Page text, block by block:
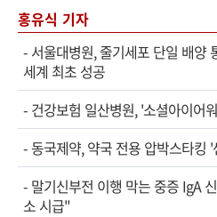
홍유식 기자
- 서울대병원, 줄기세포 단일 배양
세계 최초 성공
- 건강보험 일산병원, '소셜아이어
-동국제약, 약국 전용 압박스타킹
- 말기신부전 이행 막는 중증 IgA
소 시급"